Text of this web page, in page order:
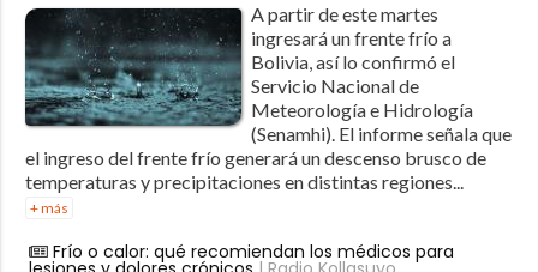
A partir de este martes
ingresará un frente frío a
Bolivia, así lo confirmó el
Servicio Nacional de
Meteorología e Hidrología
(Senamhi). El informe señala que
el ingreso del frente frío generará un descenso brusco de
temperaturas y precipitaciones en distintas regiones...
+ más
Frío o calor: qué recomiendan los médicos para